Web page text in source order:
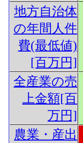
地方自治体
の年間人件
費(最低値)
[百万円]
全産業の売
上金額[百
万円]
農業・産出